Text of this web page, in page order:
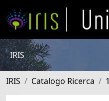
IRIS
IRIS Catalogo Ricerca